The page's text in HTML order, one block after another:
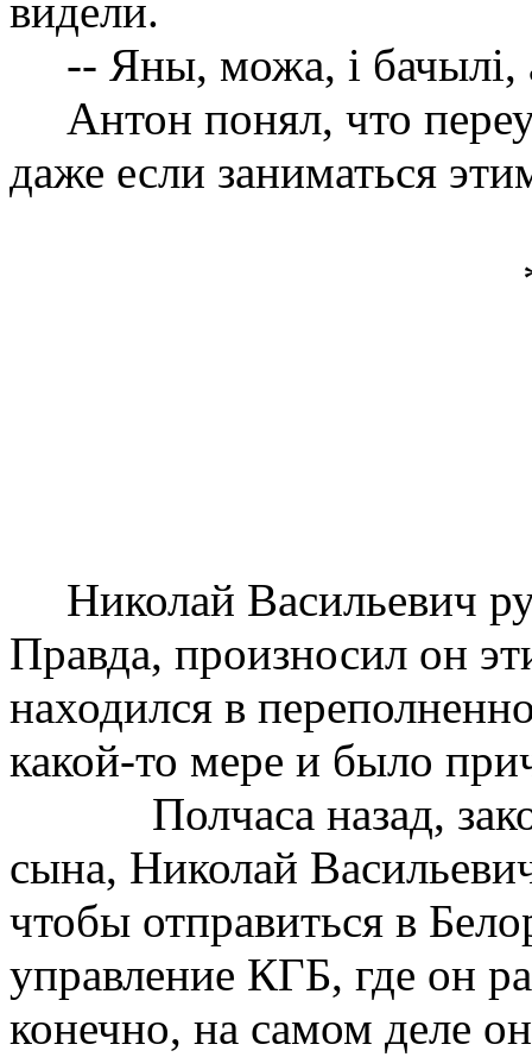
видели.
-- Яны, можа, i бачылi,
Антон понял, что
даже если заниматься
Николай Васильевич
Правда, произносил он
находился в
какой-то мере и было
Полчаса назад,
сына, Николай
чтобы отправиться в
управление КГБ, где он
конечно, на самом деле